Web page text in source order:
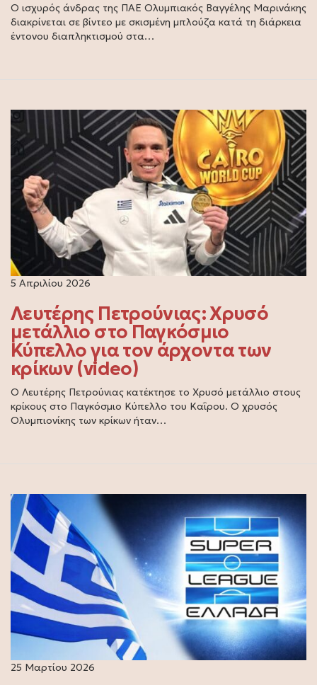
Ο ισχυρός άνδρας της ΠΑΕ Ολυμπιακός Βαγγέλης Μαρινάκης
διακρίνεται σε βίντεο με σκισμένη μπλούζα κατά τη διάρκεια
έντονου διαπληκτισμού στα…
5 Απριλίου 2026
Λευτέρης Πετρούνιας: Χρυσό
μετάλλιο στο Παγκόσμιο
Κύπελλο για τον άρχοντα των
κρίκων (video)
Ο Λευτέρης Πετρούνιας κατέκτησε το Χρυσό μετάλλιο στους
κρίκους στο Παγκόσμιο Κύπελλο του Καΐρου. Ο χρυσός
Ολυμπιονίκης των κρίκων ήταν…
25 Μαρτίου 2026